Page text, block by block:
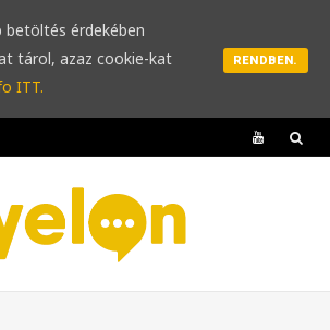
Y
u
betöltés érdekében
tárol, azaz cookie-kat
ITT.
RENDBEN.